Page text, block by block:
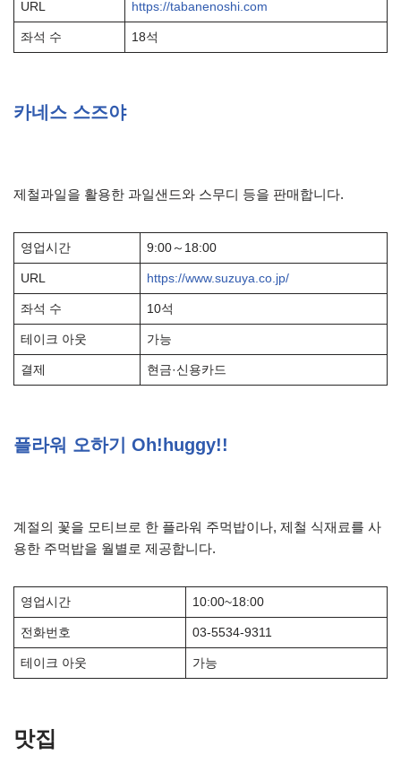
URL https://tabanenoshi.com
좌석 수 18석
카네스 스즈야
제철과일을 활용한 과일샌드와 스무디 등을 판매합니다.
영업시간 9:00～18:00
URL https://www.suzuya.co.jp/
좌석 수 10석
테이크 아웃 가능
결제 현금·신용카드
플라워 오하기 Oh!huggy!!
계절의 꽃을 모티브로 한 플라워 주먹밥이나, 제철 식재료를 사
용한 주먹밥을 월별로 제공합니다.
영업시간 10:00~18:00
전화번호 03-5534-9311
테이크 아웃 가능
맛집